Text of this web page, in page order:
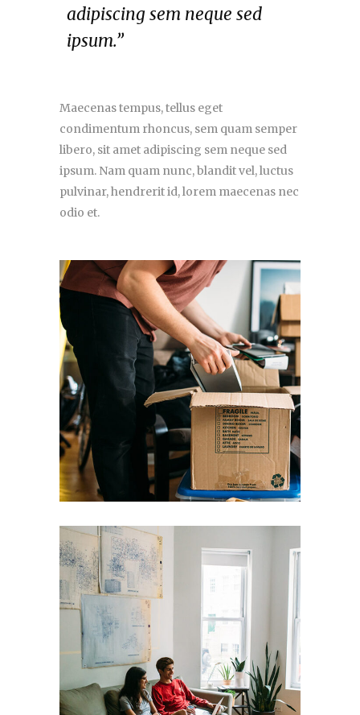
adipiscing sem neque sed
ipsum.”
Maecenas tempus, tellus eget
condimentum rhoncus, sem quam semper
libero, sit amet adipiscing sem neque sed
ipsum. Nam quam nunc, blandit vel, luctus
pulvinar, hendrerit id, lorem maecenas nec
odio et.